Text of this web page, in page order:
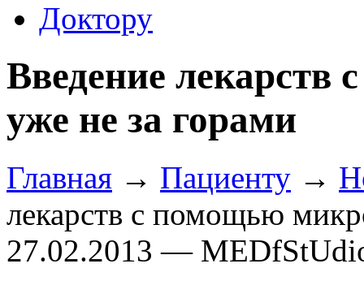
Доктору
Введение
уже не за горами
Главная → Пациенту →
лекарств с помощью
27.02.2013 —